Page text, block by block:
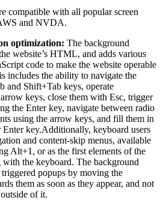
compatible with all popular screen
and NVDA.
optimization: The background
website’s HTML, and adds various
code to make the website operable
includes the ability to navigate the
and Shift+Tab keys, operate
keys, close them with Esc, trigger
the Enter key, navigate between radio
using the arrow keys, and fill them in
Enter key.Additionally, keyboard users
and content-skip menus, available
Alt+1, or as the first elements of the
the keyboard. The background
triggered popups by moving the
them as soon as they appear, and not
of it.